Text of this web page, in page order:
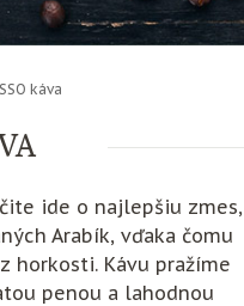
káva
ide o najlepšiu zmes,
Arabík, vďaka čomu
horkosti. Kávu pražíme
penou a lahodnou